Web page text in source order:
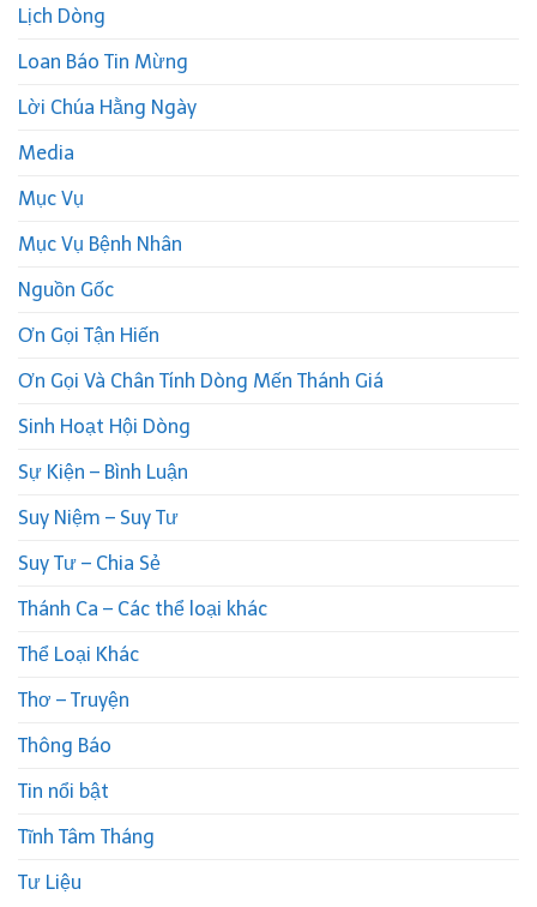
Lịch Dòng
Loan Báo Tin Mừng
Lời Chúa Hằng Ngày
Media
Mục Vụ
Mục Vụ Bệnh Nhân
Nguồn Gốc
Ơn Gọi Tận Hiến
Ơn Gọi Và Chân Tính Dòng Mến Thánh Giá
Sinh Hoạt Hội Dòng
Sự Kiện – Bình Luận
Suy Niệm – Suy Tư
Suy Tư – Chia Sẻ
Thánh Ca – Các thể loại khác
Thể Loại Khác
Thơ – Truyện
Thông Báo
Tin nổi bật
Tĩnh Tâm Tháng
Tư Liệu